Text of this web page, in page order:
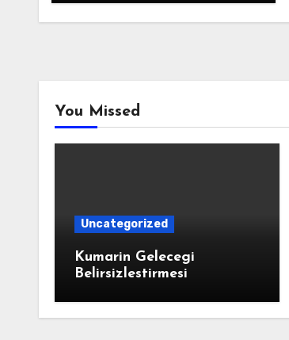
You Missed
Uncategorized
Kumarin Gelecegi
Belirsizlestirmesi